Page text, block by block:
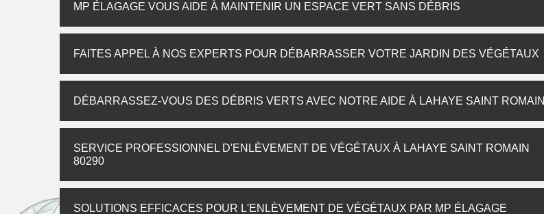
MP ÉLAGAGE VOUS AIDE À MAINTENIR UN ESPACE VERT SANS DÉBRIS
FAITES APPEL À NOS EXPERTS POUR DÉBARRASSER VOTRE JARDIN DES VÉGÉTAUX
DÉBARRASSEZ-VOUS DES DÉBRIS VERTS AVEC NOTRE AIDE À LAHAYE SAINT ROMAIN
SERVICE PROFESSIONNEL D'ENLÈVEMENT DE VÉGÉTAUX À LAHAYE SAINT ROMAIN
80290
SOLUTIONS EFFICACES POUR L'ENLÈVEMENT DE VÉGÉTAUX PAR MP ÉLAGAGE